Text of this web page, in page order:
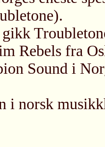
Rebels fra
Sound i
i norsk